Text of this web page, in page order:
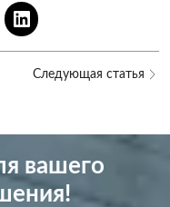
Следующая статья
вашего